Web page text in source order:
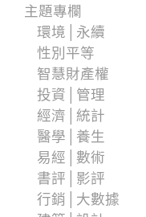
主題專欄
環境│永續
性別平等
智慧財產權
投資│管理
經濟│統計
醫學│養生
易經│數術
書評│影評
行銷│大數據